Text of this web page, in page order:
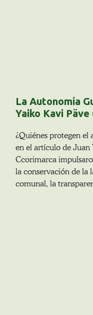
La Autonomía
Yaiko Kavi
¿Quiénes protegen el
en el artículo de Juan
Ccorimarca
la conservación de la
comunal, la